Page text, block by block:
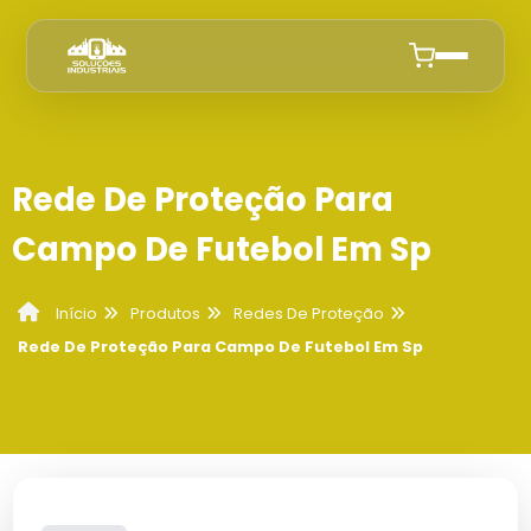
Quem Somos
Produtos
Cobertura Sombrite Campinas
Anuncie
Rede De Proteção Para
Campo De Futebol Em Sp
Início Produtos
Redes De Proteção
Rede De Proteção Para Campo De Futebol Em Sp